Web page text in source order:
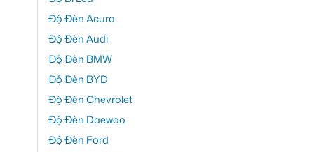
Độ Đèn Acura
Độ Đèn Audi
Độ Đèn BMW
Độ Đèn BYD
Độ Đèn Chevrolet
Độ Đèn Daewoo
Độ Đèn Ford